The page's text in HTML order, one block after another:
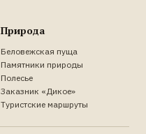
Природа
Беловежская пуща
Памятники природы
Полесье
Заказник «Дикое»
Туристские маршруты